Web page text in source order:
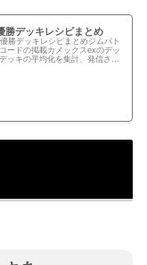
勝デッキレシピまとめ
勝デッキレシピまとめジムバト
ードの掲載カメックスexのデッ
ッキの平均化を集計、発信され